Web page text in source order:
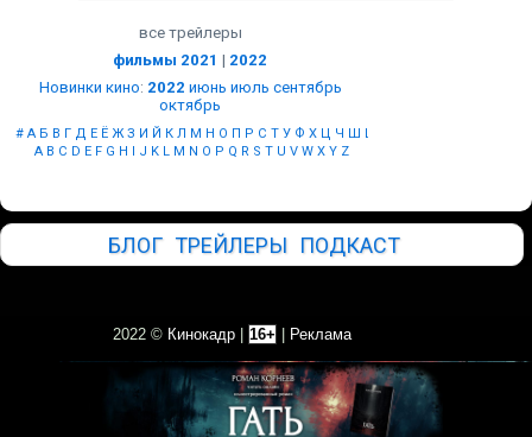
все трейлеры
фильмы 2021 | 2022
Новинки кино: 2022 июнь июль сентябрь
октябрь
# А Б В Г Д Е Ё Ж З И Й К Л М Н О П Р С Т У Ф Х Ц Ч Ш Щ
A B C D E F G H I J K L M N O P Q R S T U V W X Y Z
БЛОГ ТРЕЙЛЕРЫ ПОДКАСТ
2022 © Кинокадр 16+ Реклама